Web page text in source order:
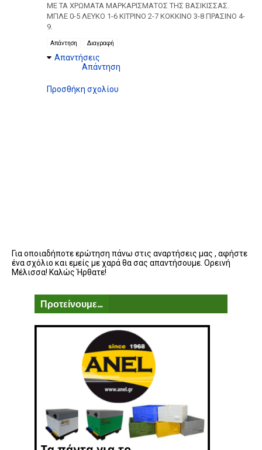
ΜΕ ΤΑ ΧΡΩΜΑΤΑ ΜΑΡΚΑΡΙΣΜΑΤΟΣ ΤΗΣ ΒΑΣΙΚΙΣΣΑΣ.
ΜΠΛΕ 0-5 ΛΕΥΚΟ 1-6 ΚΙΤΡΙΝΟ 2-7 ΚΟΚΚΙΝΟ 3-8 ΠΡΑΣΙΝΟ 4-
9.
Απάντηση Διαγραφή
Απαντήσεις
Απάντηση
Προσθήκη σχολίου
Για οποιαδήποτε ερώτηση πάνω στις αναρτήσεις μας , αφήστε
ένα σχόλιο και εμείς με χαρά θα σας απαντήσουμε. Ορεινή
Μέλισσα! Καλώς Ήρθατε!
Προτείνουμε...